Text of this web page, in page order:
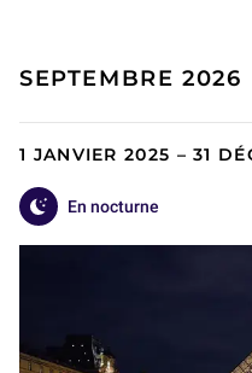
SEPTEMBRE 2026
1 JANVIER 2025 – 31
En nocturne